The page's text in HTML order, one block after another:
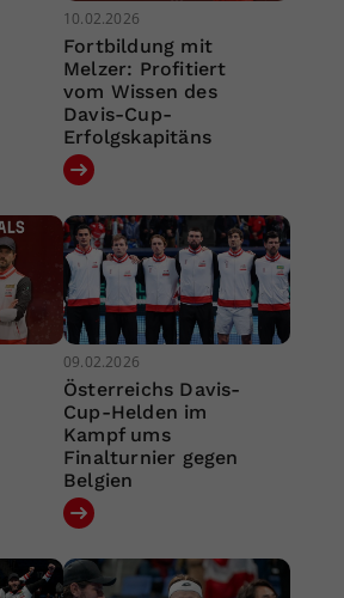
10.02.2026
Fortbildung mit
Melzer: Profitiert
vom Wissen des
Davis-Cup-
Erfolgskapitäns
09.02.2026
Österreichs Davis-
Cup-Helden im
Kampf ums
Finalturnier gegen
Belgien